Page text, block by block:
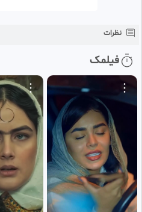
نظرات
فیلمک